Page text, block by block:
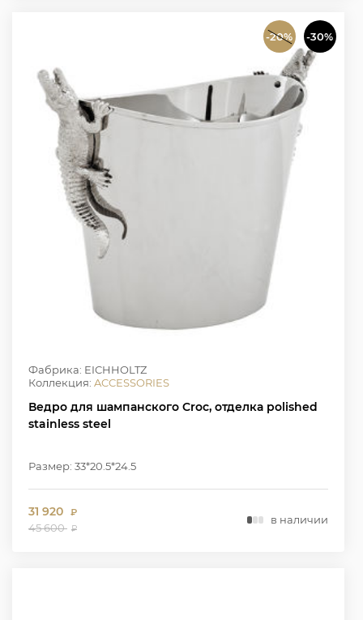
-20% -30%
Фабрика: EICHHOLTZ
Коллекция: ACCESSORIES
Ведро для шампанского Croc, отделка polished
stainless steel
Размер: 33*20.5*24.5
31 920 ₽
45 600 ₽
в наличии